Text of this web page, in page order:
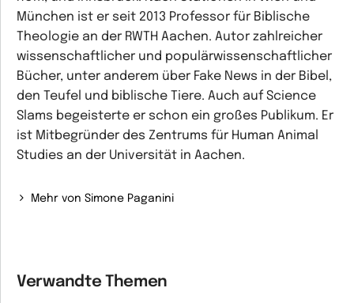
München ist er seit 2013 Professor für Biblische
Theologie an der RWTH Aachen. Autor zahlreicher
wissenschaftlicher und populärwissenschaftlicher
Bücher, unter anderem über Fake News in der Bibel,
den Teufel und biblische Tiere. Auch auf Science
Slams begeisterte er schon ein großes Publikum. Er
ist Mitbegründer des Zentrums für Human Animal
Studies an der Universität in Aachen.
Mehr von Simone Paganini
Verwandte Themen